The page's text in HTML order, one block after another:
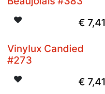
€ 7,41
Vinylux Candied
#273
€ 7,41